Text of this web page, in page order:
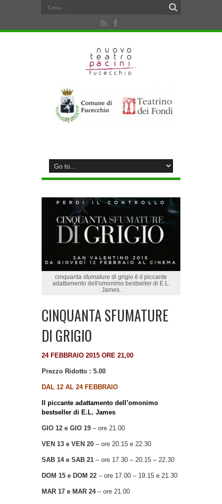
cinquanta sfumature di grigio è il piccante
adattamento dell'omonimo bestseller di E.L.
James.
CINQUANTA SFUMATURE
DI GRIGIO
24 FEBBRAIO 2015 ORE 21,00
Prezzo Ridotto : 5.00
DAL 12 AL 24 FEBBRAIO
Il piccante adattamento dell’omonimo
bestseller di E.L. James
GIO 12 e GIO 19 – ore 21.00
VEN 13 e VEN 20 – ore 20.15 e 22.30
SAB 14 e SAB 21 – ore 17.30 – 20.15 – 22.30
DOM 15 e DOM 22 – ore 17.00 – 19.15 e 21.30
MAR 17 e MAR 24– ore 21.00